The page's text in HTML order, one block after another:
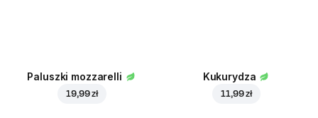
Paluszki mozzarelli
19,99 zł
Kukurydza
11,99 zł